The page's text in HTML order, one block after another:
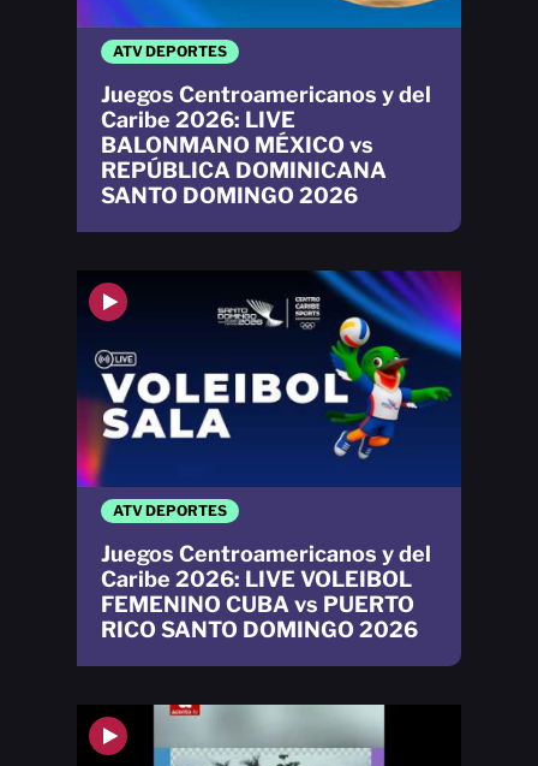
ATV DEPORTES
Juegos Centroamericanos y del
Caribe 2026: LIVE VOLEIBOL
FEMENINO CUBA vs PUERTO
RICO SANTO DOMINGO 2026
ATV DEPORTES
Juegos Centroamericanos y del
Caribe 2026: LIVE
BALONMANO MÉXICO vs
REPÚBLICA DOMINICANA
SANTO DOMINGO 2026